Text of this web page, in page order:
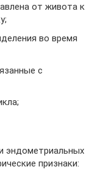
от живота к
во время
с
эндометриальных
признаки: